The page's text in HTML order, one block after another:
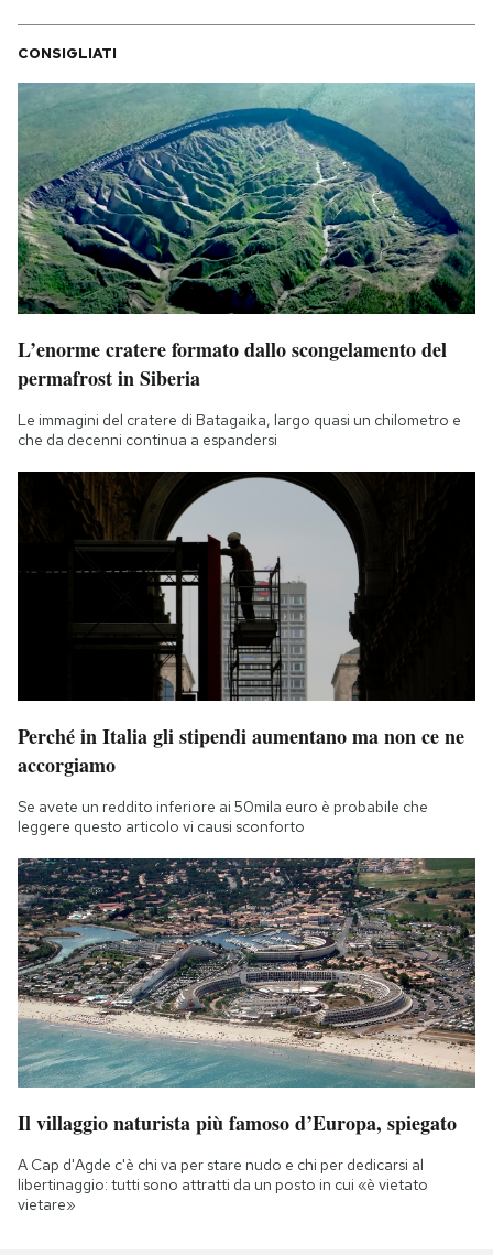
CONSIGLIATI
L’enorme cratere formato dallo scongelamento del
permafrost in Siberia
Le immagini del cratere di Batagaika, largo quasi un chilometro e
che da decenni continua a espandersi
Perché in Italia gli stipendi aumentano ma non ce ne
accorgiamo
Se avete un reddito inferiore ai 50mila euro è probabile che
leggere questo articolo vi causi sconforto
Il villaggio naturista più famoso d’Europa, spiegato
A Cap d'Agde c'è chi va per stare nudo e chi per dedicarsi al
libertinaggio: tutti sono attratti da un posto in cui «è vietato
vietare»